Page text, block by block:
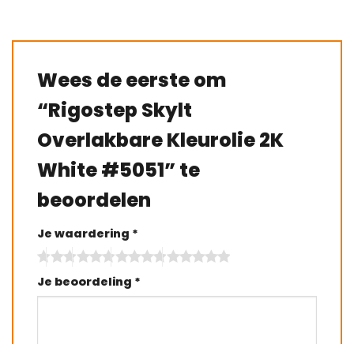
Wees de eerste om
“Rigostep Skylt
Overlakbare Kleurolie 2K
White #5051” te
beoordelen
Je waardering *
Je beoordeling *